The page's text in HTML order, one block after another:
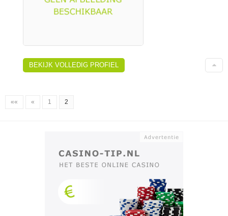
BEKIJK VOLLEDIG PROFIEL
«« « 1 2